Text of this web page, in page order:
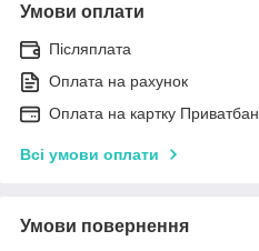
Умови оплати
Післяплата
Оплата на рахунок
Оплата на картку
Всі умови оплати
Умови повернення